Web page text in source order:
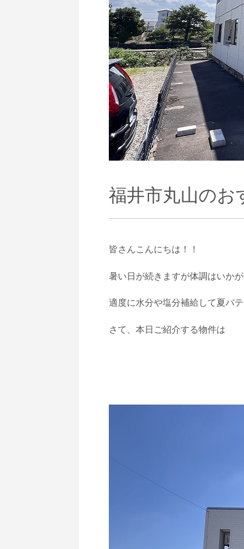
福井市丸山の
皆さんこんにちは！！
暑い日が続きますが体調はいか
適度に水分や塩分補給して夏バ
さて、本日ご紹介する物件は